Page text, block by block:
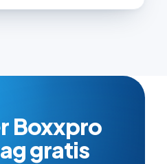
Boxxpro
gratis